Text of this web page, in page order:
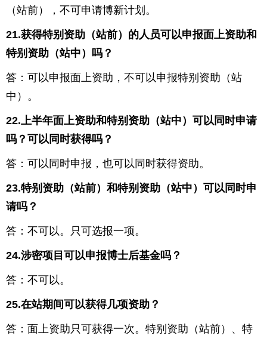
（站前），不可申请博新计划。
21.获得特别资助（站前）的人员可以申报面上资助和
特别资助（站中）吗？
答：可以申报面上资助，不可以申报特别资助（站
中）。
22. 上半年面上资助和特别资助（站中）可以同时申请
吗？可以同时获得吗？
答：可以同时申报，也可以同时获得资助。
23.特别资助（站前）和特别资助（站中）可以同时申
请吗？
答：不可以。只可选报一项。
24.涉密项目可以申报博士后基金吗？
答：不可以。
25.在站期间可以获得几项资助？
答：面上资助只可获得一次。特别资助（站前）、特